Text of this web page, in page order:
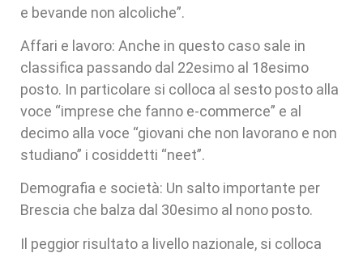
e bevande non alcoliche”.
Affari e lavoro: Anche in questo caso sale in
classifica passando dal 22esimo al 18esimo
posto. In particolare si colloca al sesto posto alla
voce “imprese che fanno e-commerce” e al
decimo alla voce “giovani che non lavorano e non
studiano” i cosiddetti “neet”.
Demografia e società: Un salto importante per
Brescia che balza dal 30esimo al nono posto.
Il peggior risultato a livello nazionale, si colloca